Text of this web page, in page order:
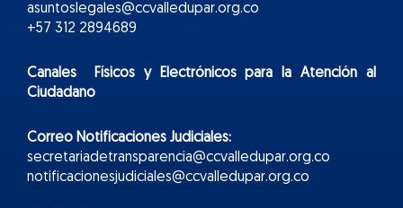
asuntoslegales@ccvalledupar.org.co
+57 312 2894689
Canales Físicos yElectrónicospara la Atención al
Ciudadano
Correo Notificaciones Judiciales:
secretariadetransparencia@ccvalledupar.org.co
notificacionesjudiciales@ccvalledupar.org.co